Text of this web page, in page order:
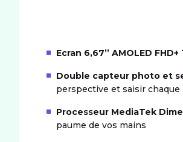
Ecran 6,67’’ AMOLED FHD+
Double capteur photo et
perspective et saisir chaque
Processeur MediaTek
paume de vos mains